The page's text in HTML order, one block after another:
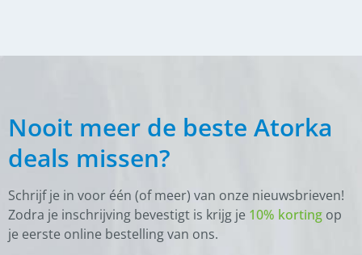
Nooit meer de beste Atorka
deals missen?
Schrijf je in voor één (of meer) van onze nieuwsbrieven!
Zodra je inschrijving bevestigt is krijg je 10% korting op
je eerste online bestelling van ons.